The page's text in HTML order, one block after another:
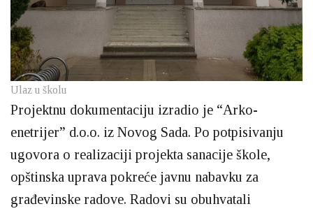
Ulaz u školu
Projektnu dokumentaciju izradio je “Arko-
enetrijer” d.o.o. iz Novog Sada. Po potpisivanju
ugovora o realizaciji projekta sanacije škole,
opštinska uprava pokreće javnu nabavku za
građevinske radove. Radovi su obuhvatali